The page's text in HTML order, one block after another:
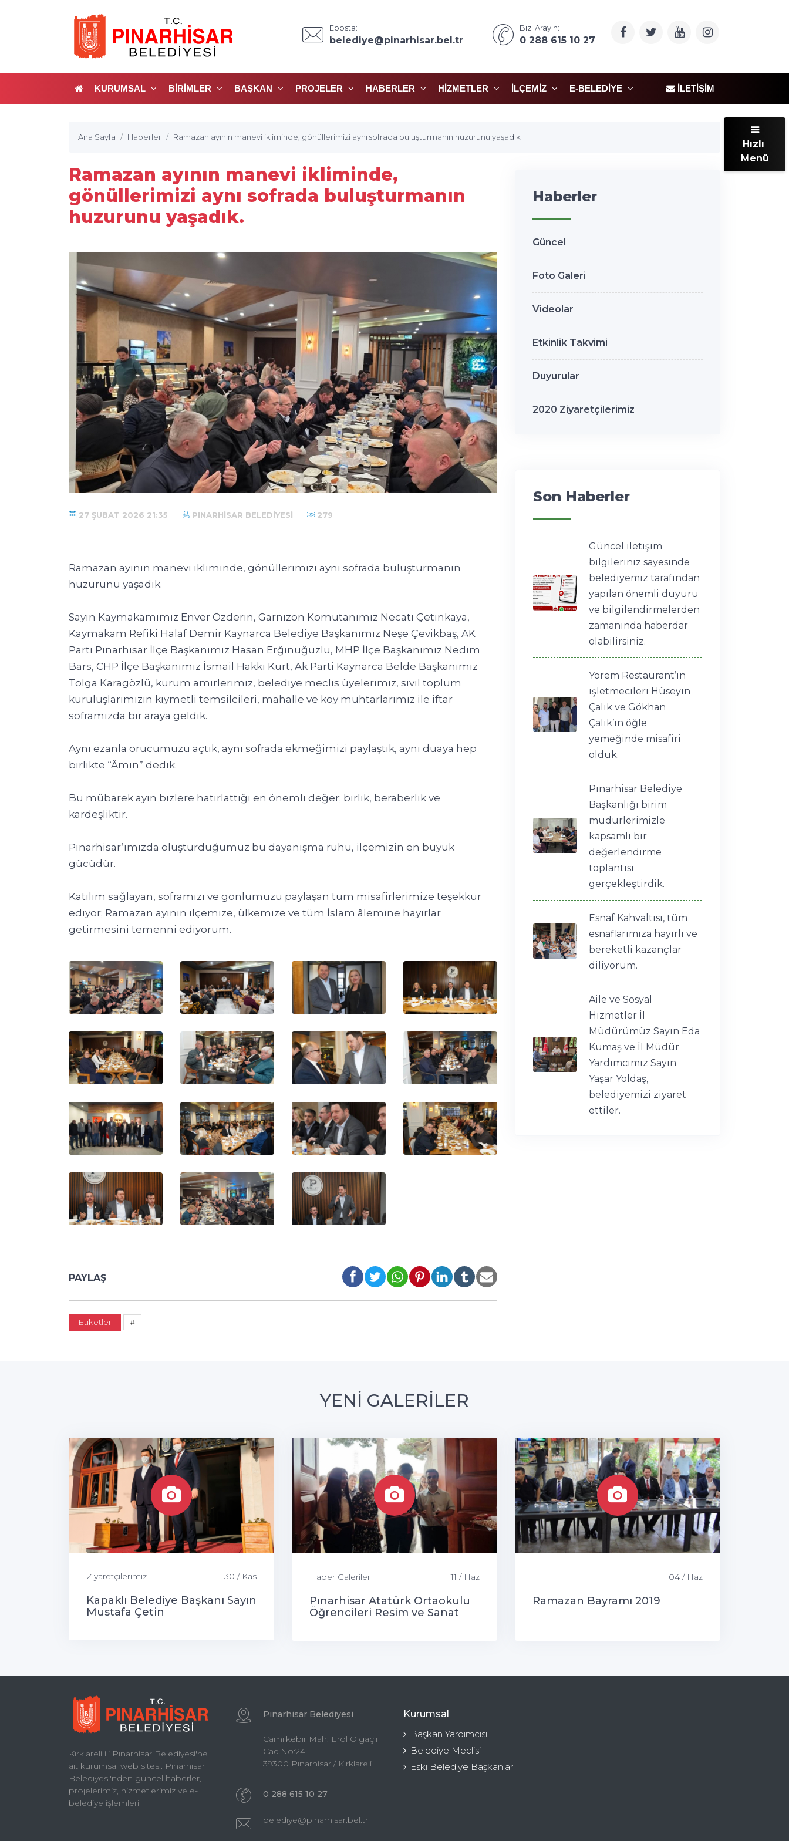
Eposta:
belediye@pinarhisar.bel.tr
Bizi Arayın:
0 288 615 10 27
KURUMSAL BİRİMLER BAŞKAN PROJELER HABERLER HIZMETLER İLÇEMIZ E-BELEDIYE İLETIŞIM
Ana Sayfa Haberler Ramazan ayının manevi ikliminde, gönüllerimizi aynı sofrada buluşturmanın huzurunu yaşadık.
Ramazan ayının manevi ikliminde,
gönüllerimizi aynı sofrada buluşturmanın
huzurunu yaşadık.
27 ŞUBAT 2026 21:35 PINARHISAR BELEDIYESI 279
Ramazan ayının manevi ikliminde, gönüllerimizi aynı sofrada buluşturmanın
huzurunu yaşadık.
Sayın Kaymakamımız Enver Özderin, Garnizon Komutanımız Necati Çetinkaya,
Kaymakam Refiki Halaf Demir Kaynarca Belediye Başkanımız Neşe Çevikbaş, AK
Parti Pınarhisar İlçe Başkanımız Hasan Erğinuğuzlu, MHP İlçe Başkanımız Nedim
Bars, CHP İlçe Başkanımız İsmail Hakkı Kurt, Ak Parti Kaynarca Belde Başkanımız
Tolga Karagözlü, kurum amirlerimiz, belediye meclis üyelerimiz, sivil toplum
kuruluşlarımızın kıymetli temsilcileri, mahalle ve köy muhtarlarımız ile iftar
soframızda bir araya geldik.
Aynı ezanla orucumuzu açtık, aynı sofrada ekmeğimizi paylaştık, aynı duaya hep
birlikte “Âmin” dedik.
Bu mübarek ayın bizlere hatırlattığı en önemli değer; birlik, beraberlik ve
kardeşliktir.
Pınarhisar’ımızda oluşturduğumuz bu dayanışma ruhu, ilçemizin en büyük
gücüdür.
Katılım sağlayan, soframızı ve gönlümüzü paylaşan tüm misafirlerimize teşekkür
ediyor; Ramazan ayının ilçemize, ülkemize ve tüm İslam âlemine hayırlar
getirmesini temenni ediyorum.
PAYLAŞ
Etiketler #
Haberler
Güncel
Foto Galeri
Videolar
Etkinlik Takvimi
Duyurular
2020 Ziyaretçilerimiz
Son Haberler
Güncel iletişim
bilgileriniz sayesinde
belediyemiz tarafından
yapılan önemli duyuru
ve bilgilendirmelerden
zamanında haberdar
olabilirsiniz.
Yörem Restaurant’ın
işletmecileri Hüseyin
Çalık ve Gökhan
Çalık’ın öğle
yemeğinde misafiri
olduk.
Pınarhisar Belediye
Başkanlığı birim
müdürlerimizle
kapsamlı bir
değerlendirme
toplantısı
gerçekleştirdik.
Esnaf Kahvaltısı, tüm
esnaflarımıza hayırlı ve
bereketli kazançlar
diliyorum.
Aile ve Sosyal
Hizmetler İl
Müdürümüz Sayın Eda
Kumaş ve İl Müdür
Yardımcımız Sayın
Yaşar Yoldaş,
belediyemizi ziyaret
ettiler.
YENİ GALERİLER
Ziyaretçilerimiz 30 / Kas
Kapaklı Belediye Başkanı Sayın
Mustafa Çetin
Haber Galeriler 11 / Haz
Pınarhisar Atatürk Ortaokulu
Öğrencileri Resim ve Sanat
04 / Haz
Ramazan Bayramı 2019
Kırklareli ili Pınarhisar Belediyesi'ne
ait kurumsal web sitesi. Pınarhisar
Belediyesi'nden güncel haberler,
projelerimiz, hizmetlerimiz ve e-
belediye işlemleri
Pınarhisar Belediyesi
Camiikebir Mah. Erol Olgaçlı
Cad.No:24
39300 Pınarhisar / Kırklareli
0 288 615 10 27
belediye@pinarhisar.bel.tr
Kurumsal
Başkan Yardımcısı
Belediye Meclisi
Eski Belediye Başkanları
Hızlı
Menü